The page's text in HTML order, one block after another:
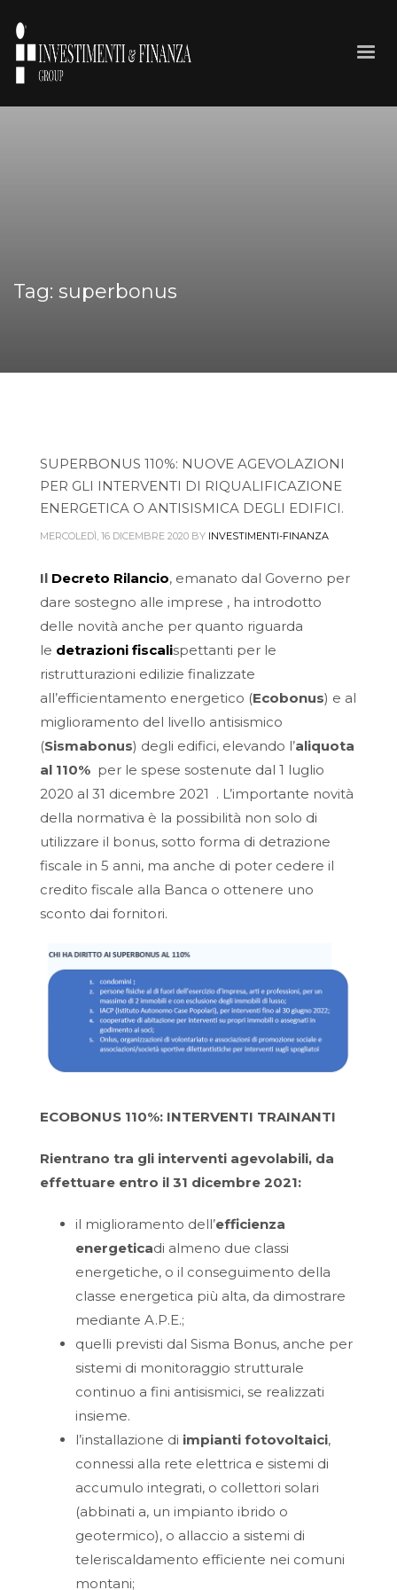
Tag: superbonus
SUPERBONUS 110%: NUOVE AGEVOLAZIONI
PER GLI INTERVENTI DI RIQUALIFICAZIONE
ENERGETICA O ANTISISMICA DEGLI EDIFICI.
MERCOLEDÌ, 16 DICEMBRE 2020 BY INVESTIMENTI-FINANZA
Il Decreto Rilancio, emanato dal Governo per
dare sostegno alle imprese , ha introdotto
delle novità anche per quanto riguarda
le detrazioni fiscalispettanti per le
ristrutturazioni edilizie finalizzate
all’efficientamento energetico (Ecobonus) e al
miglioramento del livello antisismico
(Sismabonus) degli edifici, elevando l’aliquota
al 110% per le spese sostenute dal 1 luglio
2020 al 31 dicembre 2021 . L’importante novità
della normativa è la possibilità non solo di
utilizzare il bonus, sotto forma di detrazione
fiscale in 5 anni, ma anche di poter cedere il
credito fiscale alla Banca o ottenere uno
sconto dai fornitori.
ECOBONUS 110%: INTERVENTI TRAINANTI
Rientrano tra gli interventi agevolabili, da
effettuare entro il 31 dicembre 2021:
il miglioramento dell’efficienza
energeticadi almeno due classi
energetiche, o il conseguimento della
classe energetica più alta, da dimostrare
mediante A.P.E.;
quelli previsti dal Sisma Bonus, anche per
sistemi di monitoraggio strutturale
continuo a fini antisismici, se realizzati
insieme.
l’installazione di impianti fotovoltaici,
connessi alla rete elettrica e sistemi di
accumulo integrati, o collettori solari
(abbinati a, un impianto ibrido o
geotermico), o allaccio a sistemi di
teleriscaldamento efficiente nei comuni
montani;